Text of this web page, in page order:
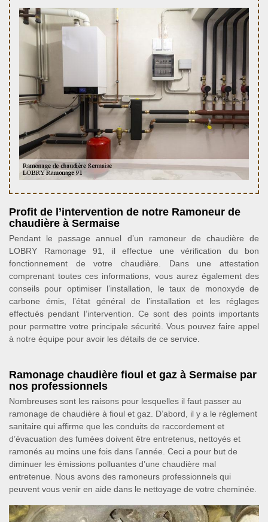
Profit de l’intervention de notre Ramoneur de
chaudière à Sermaise
Pendant le passage annuel d’un ramoneur de chaudière de
LOBRY Ramonage 91, il effectue une vérification du bon
fonctionnement de votre chaudière. Dans une attestation
comprenant toutes ces informations, vous aurez également des
conseils pour optimiser l’installation, le taux de monoxyde de
carbone émis, l’état général de l’installation et les réglages
effectués pendant l’intervention. Ce sont des points importants
pour permettre votre principale sécurité. Vous pouvez faire appel
à notre équipe pour avoir les détails de ce service.
Ramonage chaudière fioul et gaz à Sermaise par
nos professionnels
Nombreuses sont les raisons pour lesquelles il faut passer au
ramonage de chaudière à fioul et gaz. D’abord, il y a le règlement
sanitaire qui affirme que les conduits de raccordement et
d’évacuation des fumées doivent être entretenus, nettoyés et
ramonés au moins une fois dans l’année. Ceci a pour but de
diminuer les émissions polluantes d’une chaudière mal
entretenue. Nous avons des ramoneurs professionnels qui
peuvent vous venir en aide dans le nettoyage de votre cheminée.